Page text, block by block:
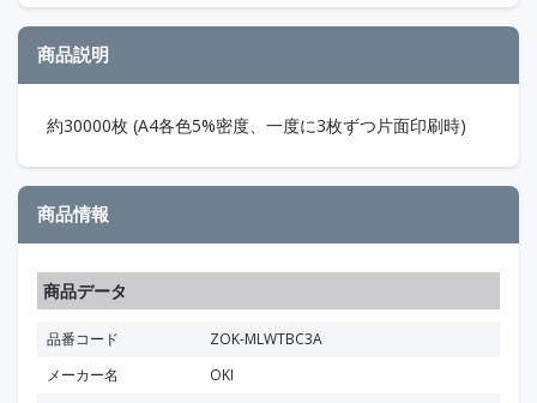
商品説明
約30000枚 (A4各色5%密度、一度に3枚ずつ片面印刷時)
商品情報
商品データ
品番コード
ZOK-MLWTBC3A
メーカー名
OKI